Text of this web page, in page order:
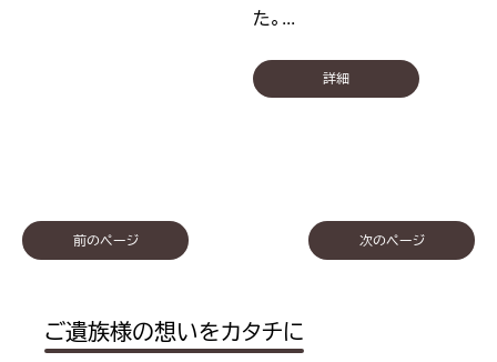
た。...
詳細
稿
前のページ 次のページ
ご遺族様の想いをカタチに